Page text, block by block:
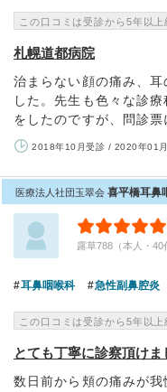
この口コミは受診から5年以上
札幌道都病院
治まらない顔の痛み、
した。先生も色々な診
をしたのですが、問診
2018年10月受診 / 2020年01
医療法人社団玉翠会 喜平橋耳鼻
露草788（本人・40
耳鼻咽喉科 急性副鼻腔炎
この口コミは受診から5年以上
とても丁寧に診察頂けま
数日前から頬の痛みが